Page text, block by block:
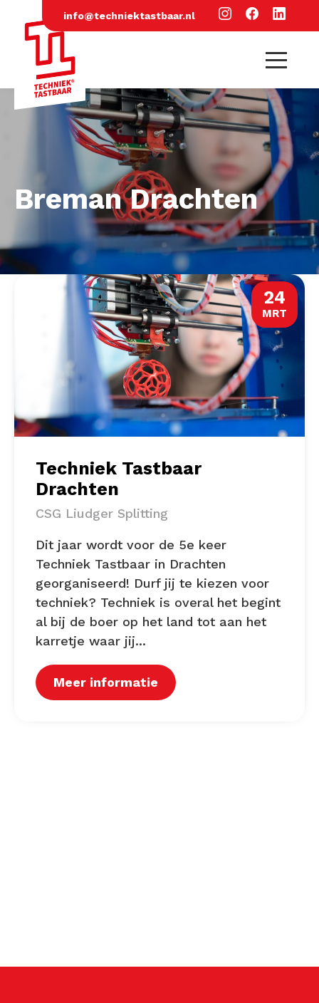
info@techniektastbaar.nl
Breman Drachten
24
MRT
Techniek Tastbaar
Drachten
CSG Liudger Splitting
Dit jaar wordt voor de 5e keer
Techniek Tastbaar in Drachten
georganiseerd! Durf jij te kiezen voor
techniek? Techniek is overal het begint
al bij de boer op het land tot aan het
karretje waar jij...
Meer informatie